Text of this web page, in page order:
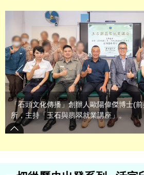
「石頭文化傳播」創辦人歐陽偉傑博士(
所，主持「玉石與翡翠就業講座」。